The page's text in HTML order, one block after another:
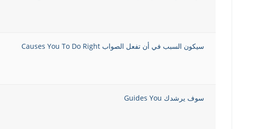
سيكون السبب في أن تفعل الصواب Causes You To Do Right
سوف يرشدك Guides You